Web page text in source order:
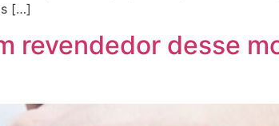
[…]
revendedor desse